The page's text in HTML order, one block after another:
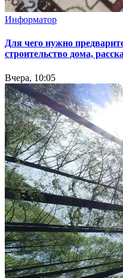
Информатор
Для чего нужно
строительство дома,
Вчера, 10:05